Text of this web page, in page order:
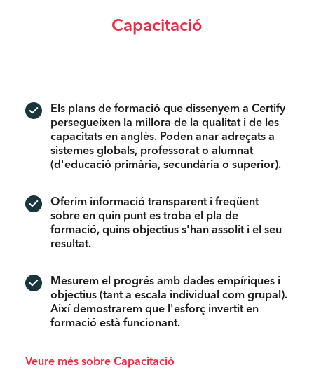
Capacitació
Els plans de formació que dissenyem a Certify
persegueixen la millora de la qualitat i de les
capacitats en anglès. Poden anar adreçats a
sistemes globals, professorat o alumnat
(d'educació primària, secundària o superior).
Oferim informació transparent i freqüent
sobre en quin punt es troba el pla de
formació, quins objectius s'han assolit i el seu
resultat.
Mesurem el progrés amb dades empíriques i
objectius (tant a escala individual com grupal).
Així demostrarem que l'esforç invertit en
formació està funcionant.
Veure més sobre Capacitació